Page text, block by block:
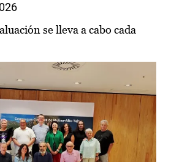
se lleva a cabo cada